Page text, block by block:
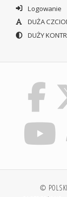
Logowanie
DUŻA
DUŻY
©